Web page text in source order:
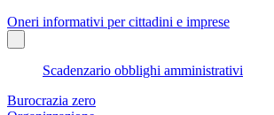
Oneri informativi per cittadini e imprese
Scadenzario obblighi amministrativi
Burocrazia zero